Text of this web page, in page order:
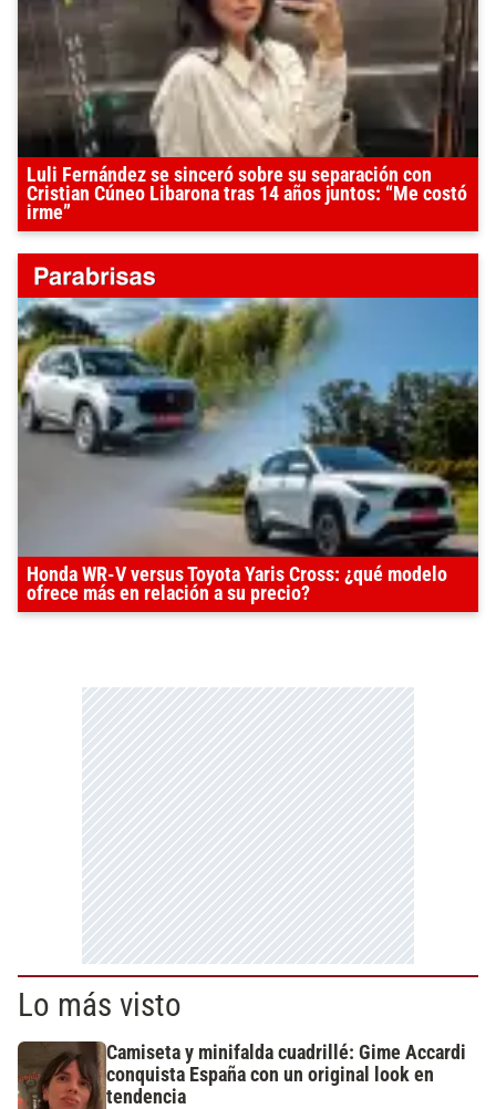
Luli Fernández se sinceró sobre su separación con
Cristian Cúneo Libarona tras 14 años juntos: “Me costó
irme”
Honda WR-V versus Toyota Yaris Cross: ¿qué modelo
ofrece más en relación a su precio?
Lo más visto
Camiseta y minifalda cuadrillé: Gime Accardi
conquista España con un original look en
tendencia